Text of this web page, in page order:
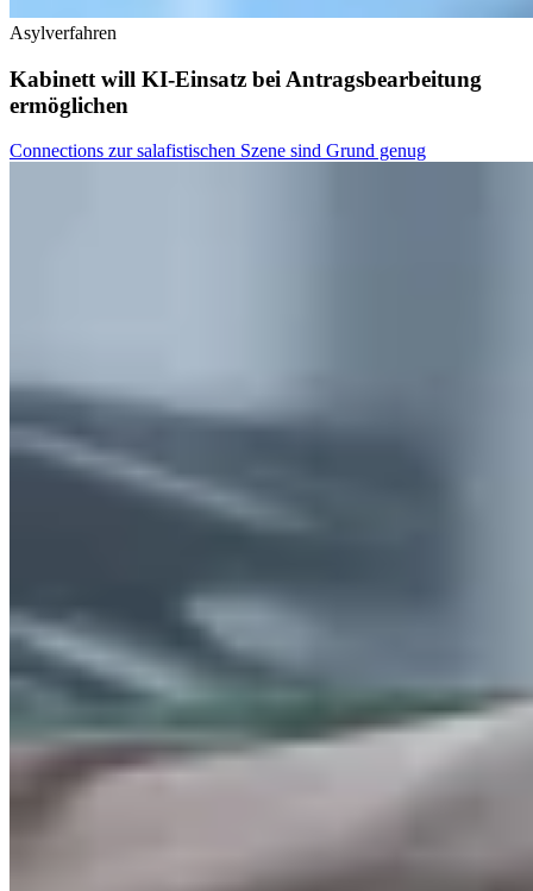
Asylverfahren
Kabinett will KI-Einsatz bei Antragsbearbeitung
ermöglichen
Connections zur salafistischen Szene sind Grund genug